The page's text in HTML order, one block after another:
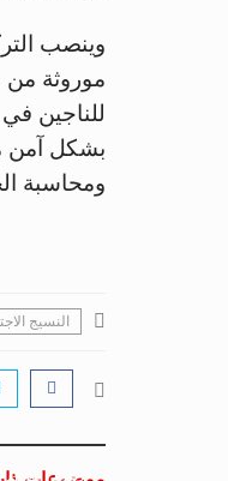
وينصب
موروثة من
للناجين
بشكل آمن
ومحاسبة
النسيج
جسور